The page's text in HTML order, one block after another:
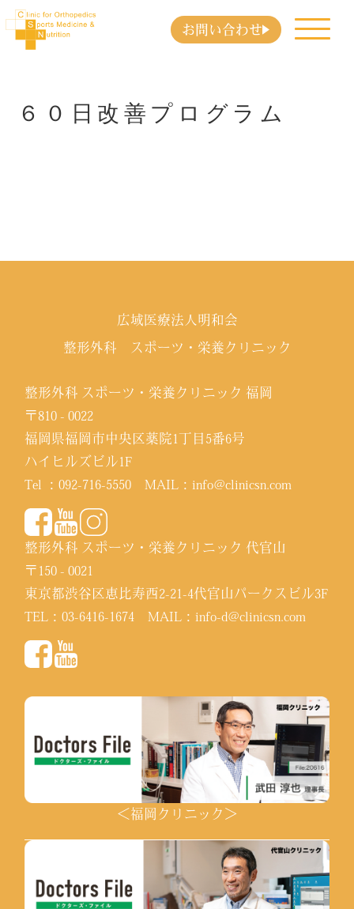
お問い合わせ
６０日改善プログラム
広域医療法人明和会
整形外科 スポーツ・栄養クリニック
整形外科 スポーツ・栄養クリニック 福岡
〒810 - 0022
福岡県福岡市中央区薬院1丁目5番6号
ハイヒルズビル1F
Tel ：092-716-5550 MAIL：info@clinicsn.com
整形外科 スポーツ・栄養クリニック 代官山
〒150 - 0021
東京都渋谷区恵比寿西2-21-4代官山パークスビル3F
TEL：03-6416-1674 MAIL：info-d@clinicsn.com
＜福岡クリニック＞